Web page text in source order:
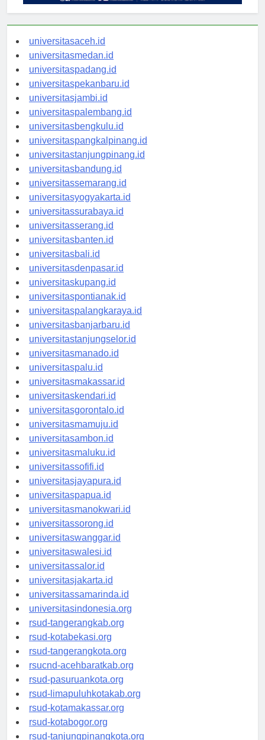
universitasaceh.id
universitasmedan.id
universitaspadang.id
universitaspekanbaru.id
universitasjambi.id
universitaspalembang.id
universitasbengkulu.id
universitaspangkalpinang.id
universitastanjungpinang.id
universitasbandung.id
universitassemarang.id
universitasyogyakarta.id
universitassurabaya.id
universitasserang.id
universitasbanten.id
universitasbali.id
universitasdenpasar.id
universitaskupang.id
universitaspontianak.id
universitaspalangkaraya.id
universitasbanjarbaru.id
universitastanjungselor.id
universitasmanado.id
universitaspalu.id
universitasmakassar.id
universitaskendari.id
universitasgorontalo.id
universitasmamuju.id
universitasambon.id
universitasmaluku.id
universitassofifi.id
universitasjayapura.id
universitaspapua.id
universitasmanokwari.id
universitassorong.id
universitaswanggar.id
universitaswalesi.id
universitassalor.id
universitasjakarta.id
universitassamarinda.id
universitasindonesia.org
rsud-tangerangkab.org
rsud-kotabekasi.org
rsud-tangerangkota.org
rsucnd-acehbaratkab.org
rsud-pasuruankota.org
rsud-limapuluhkotakab.org
rsud-kotamakassar.org
rsud-kotabogor.org